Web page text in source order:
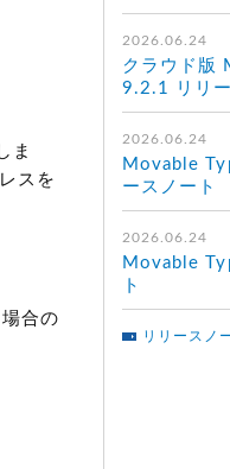
ま
スを
合の
2026.06.24
クラウド版
9.2.1 リリ
2026.06.24
Movable
ースノート
2026.06.24
Movable
ト
リリースノ